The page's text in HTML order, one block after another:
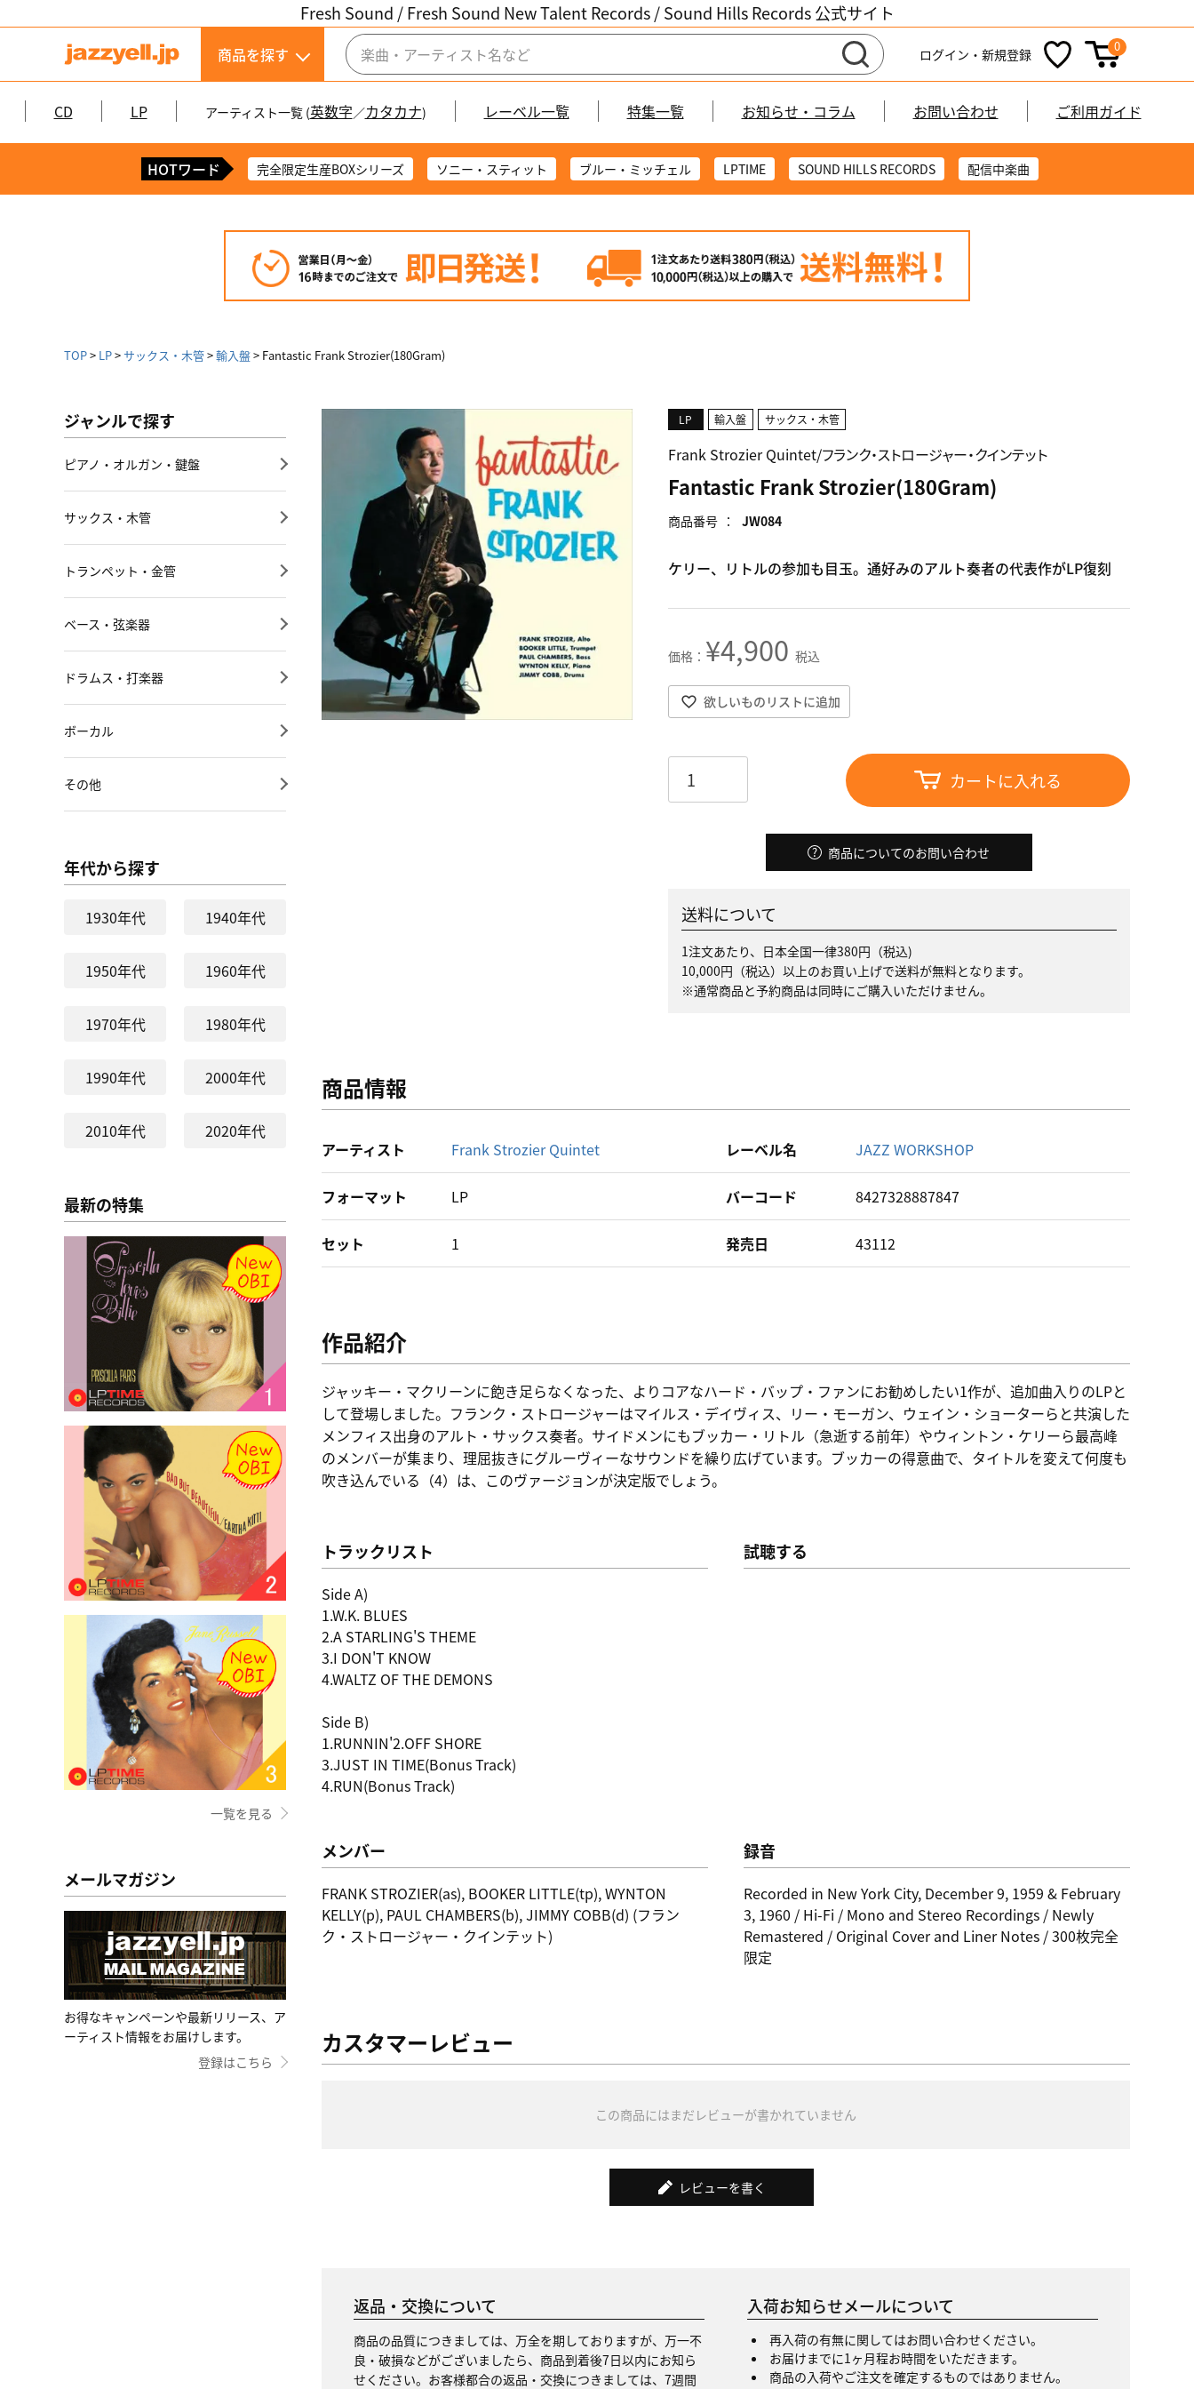
Fresh Sound / Fresh Sound New Talent Records /Sound Hills Records 公式サイト
商品を探す ログイン・新規登録 0
CD LP アーティスト一覧 (英数字／カタカナ) レーベル一覧 特集一覧 お知らせ・コラム お問い合わせ ご利用ガイド
HOTワード 完全限定生産BOXシリーズ ソニー・スティット ブルー・ミッチェル LPTIME SOUND HILLS RECORDS 配信中楽曲
TOP LP サックス・木管 輸入盤 Fantastic Frank Strozier(180Gram)
ジャンルで探す
ピアノ・オルガン・鍵盤
サックス・木管
トランペット・金管
ベース・弦楽器
ドラムス・打楽器
ボーカル
その他
年代から探す
1930年代 1940年代
1950年代 1960年代
1970年代 1980年代
1990年代 2000年代
2010年代 2020年代
最新の特集
一覧を見る
メールマガジン
お得なキャンペーンや最新リリース、ア
ーティスト情報をお届けします。
登録はこちら
LP 輸入盤 サックス・木管
Frank Strozier Quintet/フランク・ストロージャー・クインテット
Fantastic Frank Strozier(180Gram)
商品番号 JW084
ケリー、リトルの参加も目玉。通好みのアルト奏者の代表作がLP復刻
¥4,900 税込
欲しいものリストに追加
カートに入れる
商品についてのお問い合わせ
送料について
1注文あたり、日本全国一律380円（税込)
10,000円（税込）以上のお買い上げで送料が無料となります。
※通常商品と予約商品は同時にご購入いただけません。
商品情報
アーティスト Frank Strozier Quintet レーベル名 JAZZ WORKSHOP
フォーマット LP バーコード 8427328887847
セット 1 発売日 43112
作品紹介
ジャッキー・マクリーンに飽き足らなくなった、よりコアなハード・バップ・ファンにお勧めしたい1作が、追加曲入りのLPと
して登場しました。フランク・ストロージャーはマイルス・デイヴィス、リー・モーガン、ウェイン・ショーターらと共演した
メンフィス出身のアルト・サックス奏者。サイドメンにもブッカー・リトル（急逝する前年）やウィントン・ケリーら最高峰
のメンバーが集まり、理屈抜きにグルーヴィーなサウンドを繰り広げています。ブッカーの得意曲で、タイトルを変えて何度も
吹き込んでいる（4）は、このヴァージョンが決定版でしょう。
トラックリスト
Side A)
1.W.K. BLUES
2.A STARLING'S THEME
3.I DON'T KNOW
4.WALTZ OF THE DEMONS
Side B)
1.RUNNIN'2.OFF SHORE
3.JUST IN TIME(Bonus Track)
4.RUN(Bonus Track)
試聴する
メンバー
FRANK STROZIER(as), BOOKER LITTLE(tp), WYNTON
KELLY(p), PAUL CHAMBERS(b), JIMMY COBB(d) (フラン
ク・ストロージャー・クインテット)
録音
Recorded in New York City, December 9, 1959 & February
3, 1960 / Hi-Fi / Mono and Stereo Recordings / Newly
Remastered / Original Cover and Liner Notes / 300枚完全
限定
カスタマーレビュー
この商品にはまだレビューが書かれていません
レビューを書く
返品・交換について
商品の品質につきましては、万全を期しておりますが、万一不
良・破損などがございましたら、商品到着後7日以内にお知ら
せください。お客様都合の返品・交換につきましては、7週間
入荷お知らせメールについて
再入荷の有無に関してはお問い合わせください。
お届けまでに1ヶ月程お時間をいただきます。
商品の入荷やご注文を確定するものではありません。